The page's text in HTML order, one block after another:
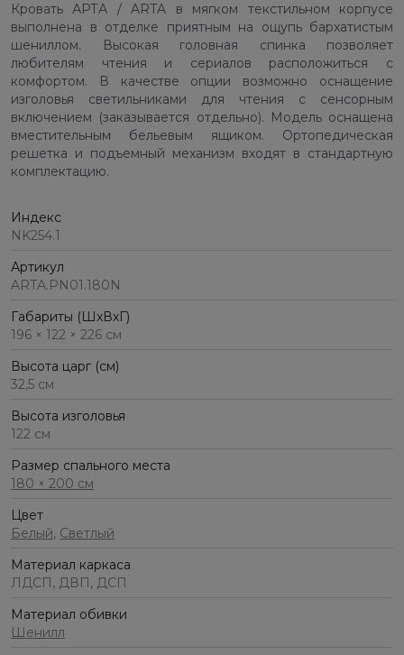
Кровать АРТА / ARTA в мягком текстильном корпусе
выполнена в отделке приятным на ощупь бархатистым
шениллом. Высокая головная спинка позволяет
любителям чтения и сериалов расположиться с
комфортом. В качестве опции возможно оснащение
изголовья светильниками для чтения с сенсорным
включением (заказывается отдельно). Модель оснащена
вместительным бельевым ящиком. Ортопедическая
решетка и подъемный механизм входят в стандартную
комплектацию.
Индекс
NK254.1
Артикул
ARTA.PN01.180N
Габариты (ШхВхГ)
196 × 122 × 226 см
Высота царг (см)
32,5 см
Высота изголовья
122 см
Размер спального места
180 × 200 см
Цвет
Белый, Светлый
Материал каркаса
ЛДСП, ДВП, ДСП
Материал обивки
Шенилл